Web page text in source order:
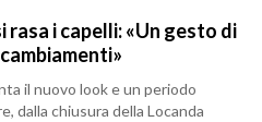
i capelli: «Un gesto di
il nuovo look e un periodo
dalla chiusura della Locanda